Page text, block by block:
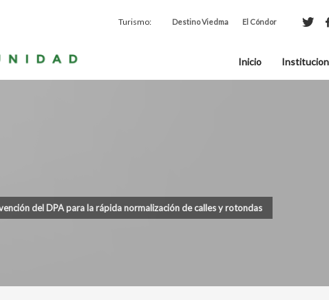
Turismo: Destino Viedma El Cóndor
Inicio
del DPA para la rápida normalización de calles y rotondas